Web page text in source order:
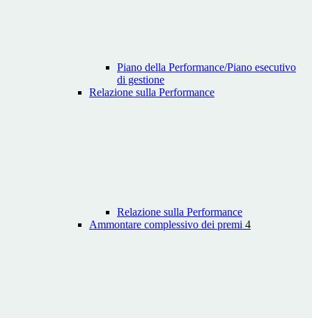
Piano della Performance/Piano esecutivo
di gestione
Relazione sulla Performance
Relazione sulla Performance
Ammontare complessivo dei premi 4